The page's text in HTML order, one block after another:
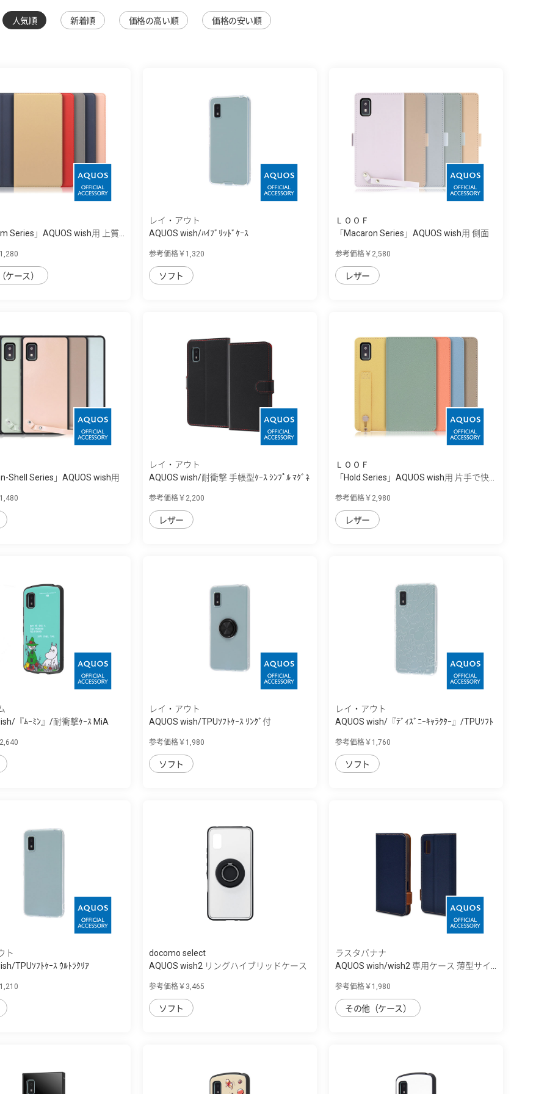
人気順 新着順 価格の高い順 価格の安い順
Series」AQUOS wish用 上質...
ケース）
レイ・アウト
AQUOS wish/ﾊｲﾌﾞﾘｯﾄﾞｹｰｽ
参考価格￥1,320
ソフト
ＬＯＯＦ
「Macaron Series」AQUOS wish用 側面
参考価格￥2,580
レザー
Shell Series」AQUOS wish用
レイ・アウト
AQUOS wish/耐衝撃 手帳型ｹｰｽ ｼﾝﾌﾟﾙ ﾏｸﾞﾈ
参考価格￥2,200
レザー
ＬＯＯＦ
「Hold Series」AQUOS wish用 片手で快...
参考価格￥2,980
レザー
『ﾑｰﾐﾝ』/耐衝撃ｹｰｽ MiA
レイ・アウト
AQUOS wish/TPUｿﾌﾄｹｰｽ ﾘﾝｸﾞ付
参考価格￥1,980
ソフト
レイ・アウト
AQUOS wish/『ﾃﾞｨｽﾞﾆｰｷｬﾗｸﾀｰ』/TPUｿﾌﾄ
参考価格￥1,760
ソフト
ト
TPUｿﾌﾄｹｰｽ ｳﾙﾄﾗｸﾘｱ
docomo select
AQUOS wish2 リングハイブリッドケース
参考価格￥3,465
ソフト
ラスタバナナ
AQUOS wish/wish2 専用ケース 薄型サイ...
参考価格￥1,980
その他（ケース）